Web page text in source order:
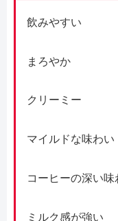
飲みやすい
まろやか
クリーミー
マイルドな味わい
コーヒーの深い味
ミルク感が強い